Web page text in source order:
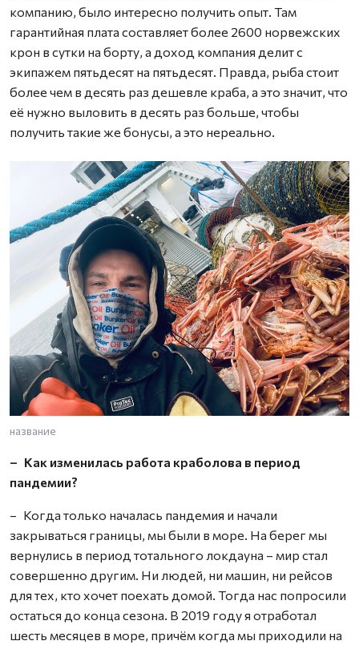
компанию, было интересно получить опыт. Там
гарантийная плата составляет более 2600 норвежских
крон в сутки на борту, а доход компания делит с
экипажем пятьдесят на пятьдесят. Правда, рыба стоит
более чем в десять раз дешевле краба, а это значит, что
её нужно выловить в десять раз больше, чтобы
получить такие же бонусы, а это нереально.
название
– Как изменилась работа краболова в период
пандемии?
– Когда только началась пандемия и начали
закрываться границы, мы были в море. На берег мы
вернулись в период тотального локдауна – мир стал
совершенно другим. Ни людей, ни машин, ни рейсов
для тех, кто хочет поехать домой. Тогда нас попросили
остаться до конца сезона. В 2019 году я отработал
шесть месяцев в море, причём когда мы приходили на